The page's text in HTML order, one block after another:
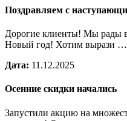
Поздравляем с
Дорогие клиенты! Мы рады
Новый год! Хотим вырази …
Дата: 11.12.2025
Осенние скидки начались
Запустили акцию на